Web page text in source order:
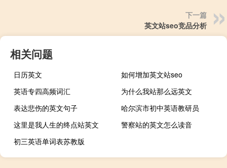
下一篇
英文站seo竞品分析
相关问题
日历英文
如何增加英文站seo
英语专四高频词汇
为什么我站那么远英文
表达悲伤的英文句子
哈尔滨市初中英语教研员
这里是我人生的终点站英文
警察站的英文怎么读音
初三英语单词表苏教版